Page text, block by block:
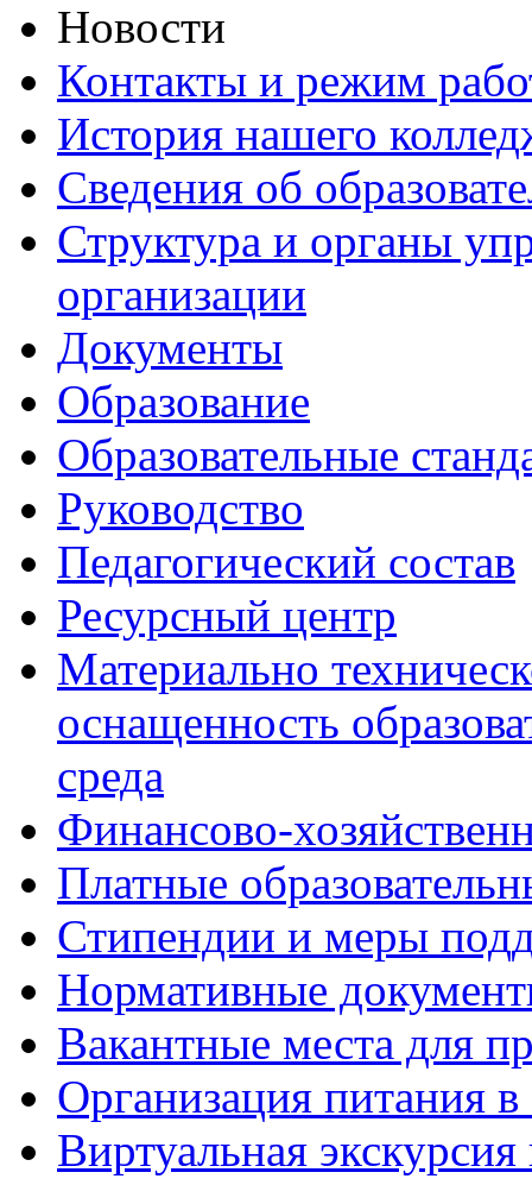
Новости
Контакты и режим
История нашего
Сведения об
Структура и органы
организации
Документы
Образование
Образовательные
Руководство
Педагогический состав
Ресурсный центр
Материально
оснащенность
среда
Финансово-
Платные
Стипендии и меры
Нормативные
Вакантные места для
Организация питания в
Виртуальная